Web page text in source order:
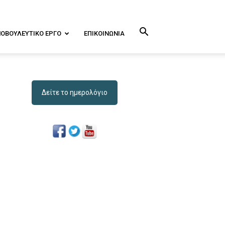
ΕΡΓΟ ΕΠΙΚΟΙΝΩΝΊΑ
Δείτε το ημερολόγιο